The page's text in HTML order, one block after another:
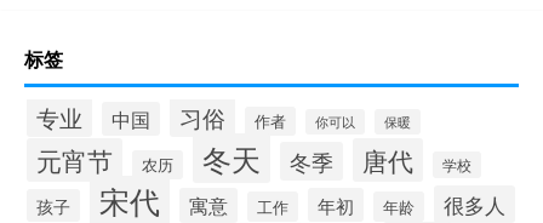
标签
专业 中国 习俗 作者 你可以 保暖
元宵节 农历 冬天 冬季 唐代 学校
孩子 宋代 寓意 工作 年初 年龄 很多人